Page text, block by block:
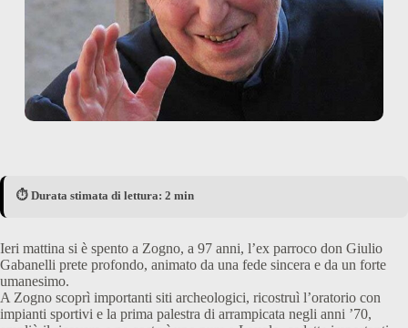
⏱️ Durata stimata di lettura: 2 min
Ieri mattina si è spento a Zogno, a 97 anni, l’ex parroco don Giulio
Gabanelli prete profondo, animato da una fede sincera e da un forte
umanesimo.
A Zogno scoprì importanti siti archeologici, ricostruì l’oratorio con
impianti sportivi e la prima palestra di arrampicata negli anni ’70,